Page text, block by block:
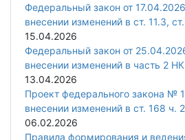
Федеральный закон от
внесении изменений в ст. 11.3,
15.04.2026
Федеральный закон от
внесении изменений в часть 2
13.04.2026
Проект федерального закона №
внесении изменений в ст. 168 ч.
06.02.2026
Правила формирования и